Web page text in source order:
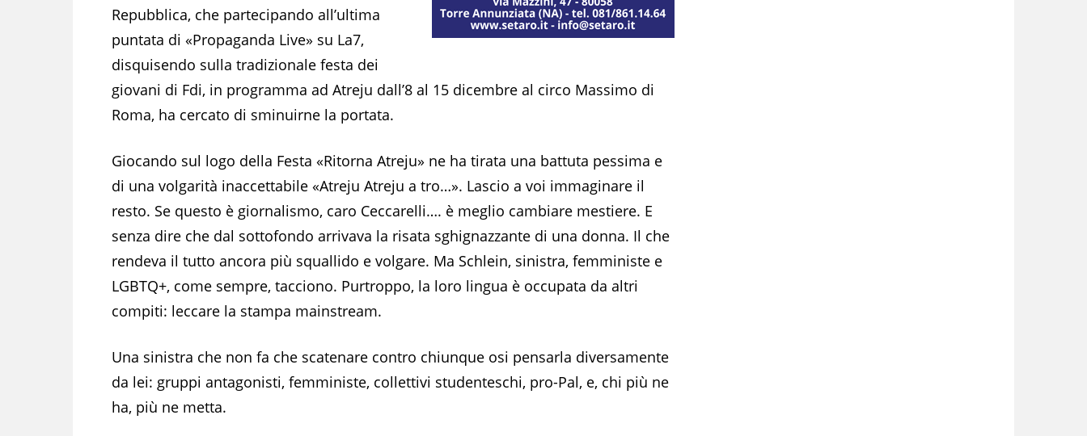
Repubblica, che partecipando all’ultima
puntata di «Propaganda Live» su La7,
disquisendo sulla tradizionale festa dei
giovani di Fdi, in programma ad Atreju dall’8 al 15 dicembre al circo Massimo di
Roma, ha cercato di sminuirne la portata.
Giocando sul logo della Festa «Ritorna Atreju» ne ha tirata una battuta pessima e
di una volgarità inaccettabile «Atreju Atreju a tro…». Lascio a voi immaginare il
resto. Se questo è giornalismo, caro Ceccarelli…. è meglio cambiare mestiere. E
senza dire che dal sottofondo arrivava la risata sghignazzante di una donna. Il che
rendeva il tutto ancora più squallido e volgare. Ma Schlein, sinistra, femministe e
LGBTQ+, come sempre, tacciono. Purtroppo, la loro lingua è occupata da altri
compiti: leccare la stampa mainstream.
Una sinistra che non fa che scatenare contro chiunque osi pensarla diversamente
da lei: gruppi antagonisti, femministe, collettivi studenteschi, pro-Pal, e, chi più ne
ha, più ne metta.